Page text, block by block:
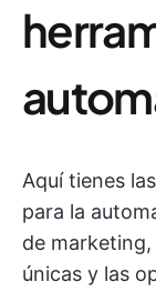
Aquí tienes
para la
de
únicas y las